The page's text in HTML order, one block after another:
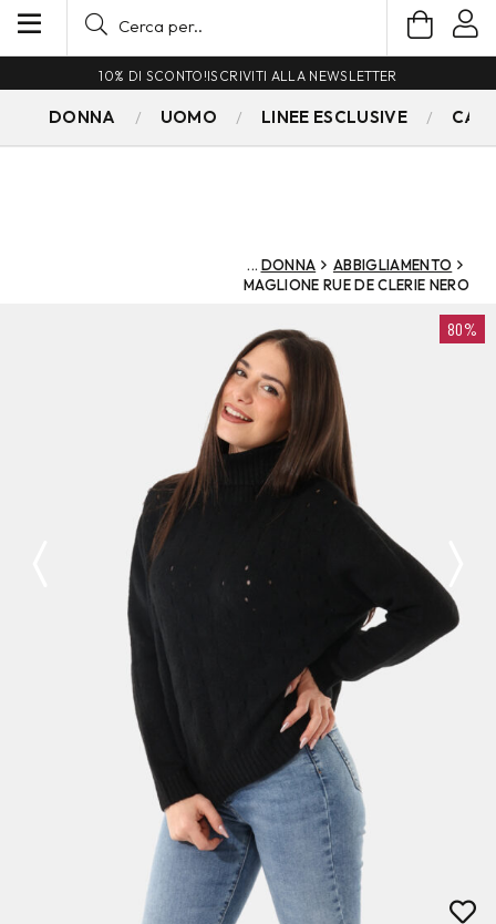
10% DI SCONTO!ISCRIVITI ALLA NEWSLETTER
DONNA UOMO LINEE ESCLUSIVE
DONNA
ABBIGLIAMENTO
MAGLIONE RUE DE CLERIE NERO
80%